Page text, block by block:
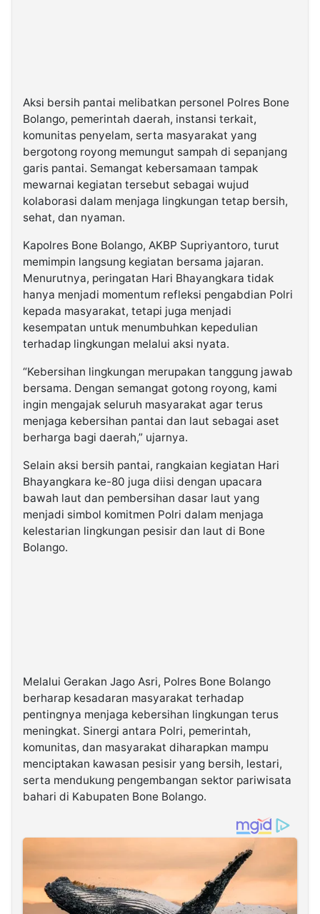
Aksi bersih pantai melibatkan personel Polres Bone
Bolango, pemerintah daerah, instansi terkait,
komunitas penyelam, serta masyarakat yang
bergotong royong memungut sampah di sepanjang
garis pantai. Semangat kebersamaan tampak
mewarnai kegiatan tersebut sebagai wujud
kolaborasi dalam menjaga lingkungan tetap bersih,
sehat, dan nyaman.
Kapolres Bone Bolango, AKBP Supriyantoro, turut
memimpin langsung kegiatan bersama jajaran.
Menurutnya, peringatan Hari Bhayangkara tidak
hanya menjadi momentum refleksi pengabdian Polri
kepada masyarakat, tetapi juga menjadi
kesempatan untuk menumbuhkan kepedulian
terhadap lingkungan melalui aksi nyata.
“Kebersihan lingkungan merupakan tanggung jawab
bersama. Dengan semangat gotong royong, kami
ingin mengajak seluruh masyarakat agar terus
menjaga kebersihan pantai dan laut sebagai aset
berharga bagi daerah,” ujarnya.
Selain aksi bersih pantai, rangkaian kegiatan Hari
Bhayangkara ke-80 juga diisi dengan upacara
bawah laut dan pembersihan dasar laut yang
menjadi simbol komitmen Polri dalam menjaga
kelestarian lingkungan pesisir dan laut di Bone
Bolango.
Melalui Gerakan Jago Asri, Polres Bone Bolango
berharap kesadaran masyarakat terhadap
pentingnya menjaga kebersihan lingkungan terus
meningkat. Sinergi antara Polri, pemerintah,
komunitas, dan masyarakat diharapkan mampu
menciptakan kawasan pesisir yang bersih, lestari,
serta mendukung pengembangan sektor pariwisata
bahari di Kabupaten Bone Bolango.